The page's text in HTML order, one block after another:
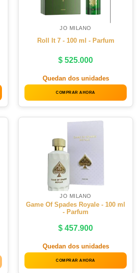
JO MILANO
Roll It 7 - 100 ml - Parfum
$ 525.000
Quedan dos unidades
COMPRAR AHORA
JO MILANO
Game Of Spades Royale - 100 ml
- Parfum
$ 457.900
Quedan dos unidades
COMPRAR AHORA